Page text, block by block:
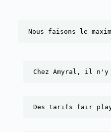
Nous faisons le
Chez Amyral, il n'y
Des tarifs fair